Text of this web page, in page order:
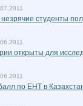
студенты
открыты для
по ЕНТ в